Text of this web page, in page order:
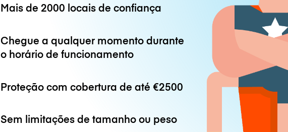
Mais de 2000 locais de confiança
Chegue a qualquer momento durante
o horário de funcionamento
Proteção com cobertura de até €2500
Sem limitações de tamanho ou peso